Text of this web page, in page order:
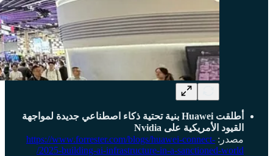
أطلقت Huawei بنية تحتية ذكاء اصطناعي جديدة لمواجهة
القيود الأمريكية على Nvidia
مصدر: https://www.forrester.com/blogs/huawei-connect-
2025-building-ai-infrastructure-in-a-sanctioned-world/